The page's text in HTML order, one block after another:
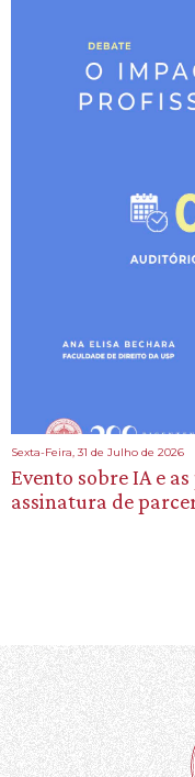
Sexta-Feira, 31 de Julho de 2026
Evento sobre IA e
assinatura de